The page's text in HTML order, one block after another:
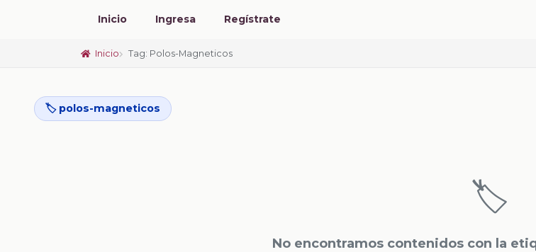
Inicio Ingresa Regístrate
Inicio Tag: Polos-Magneticos
🏷️ polos-magneticos
🏷️
No encontramos contenidos con la